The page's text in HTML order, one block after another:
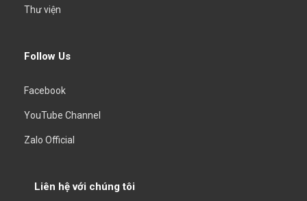
Thư viện
Follow Us
Facebook
YouTube Channel
Zalo Official
Liên hệ với chúng tôi